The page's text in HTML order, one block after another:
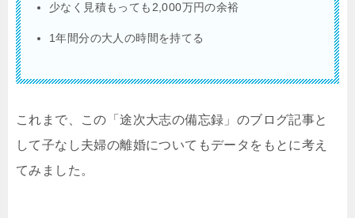
少なく見積もっても2,000万円の余裕
1年間分の大人の時間を持てる
これまで、この「途次大志の備忘録」のブログ記事と
して子なし夫婦の離婚についてもデータをもとに考え
てみました。